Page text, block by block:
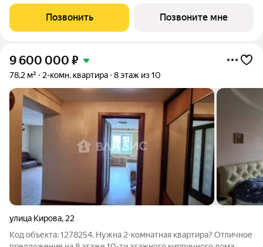
ЗАСТРОЙЩИКА. Ипотека, материнский капитал, субсидии
возможны Отделка - Без отделки. Жилой
Позвонить Позвоните мне
9 600 000 ₽
78,2 м² 2-комн. квартира 8 этаж из 10
улица Кирова, 22
Код объекта: 1278254. Нужна 2-комнатная квартира? Отличное